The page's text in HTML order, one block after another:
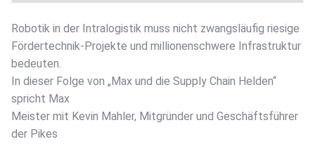
Robotik in der Intralogistik muss nicht zwangsläufig riesige
Fördertechnik-Projekte und millionenschwere Infrastruktur
bedeuten.
In dieser Folge von „Max und die Supply Chain Helden“
spricht Max
Meister mit Kevin Mahler, Mitgründer und Geschäftsführer
der Pikes